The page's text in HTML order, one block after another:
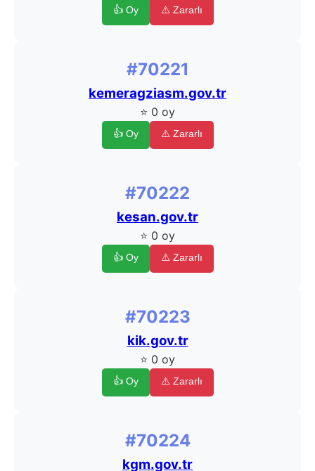
👍 Oy ⚠️ Zararlı
#70221
kemeragziasm.gov.tr
⭐ 0 oy
👍 Oy ⚠️ Zararlı
#70222
kesan.gov.tr
⭐ 0 oy
👍 Oy ⚠️ Zararlı
#70223
kik.gov.tr
⭐ 0 oy
👍 Oy ⚠️ Zararlı
#70224
kgm.gov.tr